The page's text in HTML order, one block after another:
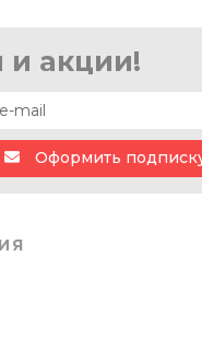
и акции!
Оформить